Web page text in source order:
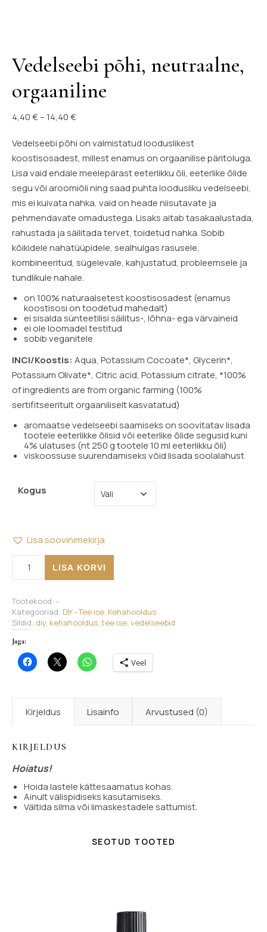
Vedelseebi põhi, neutraalne,
orgaaniline
4,40€ –14,40€
Vedelseebi põhi on valmistatud looduslikest
koostisosadest, millest enamus on orgaanilise päritoluga.
Lisa vaid endale meelepärast eeterlikku õli, eeterlike õlide
segu või aroomiõli ning saad puhta loodusliku vedelseebi,
mis ei kuivata nahka, vaid on heade niisutavate ja
pehmendavate omadustega. Lisaks aitab tasakaalustada,
rahustada ja säilitada tervet, toidetud nahka. Sobib
kõikidele nahatüüpidele, sealhulgas rasusele,
kombineeritud, sügelevale, kahjustatud, probleemsele ja
tundlikule nahale.
on 100% naturaalsetest koostisosadest (enamus
koostisosi on toodetud mahedalt)
ei sisalda sünteetilisi säilitus-, lõhna- ega värvaineid
ei ole loomadel testitud
sobib veganitele
INCI/Koostis: Aqua, Potassium Cocoate*, Glycerin*,
Potassium Olivate*, Citric acid, Potassium citrate, *100%
of ingredients are from organic farming (100%
sertifitseeritult orgaaniliselt kasvatatud)
aromaatse vedelseebi saamiseks on soovitatav lisada
tootele eeterlikke õlisid või eeterlike õlide segusid kuni
4% ulatuses (nt 250 g tootele 10 ml eeterlikku õli)
viskoossuse suurendamiseks võid lisada soolalahust
Kogus
Lisa soovinimekirja
LISA KORVI
Tootekood: -
Kategooriad: DIY - Tee Ise, Kehahooldus
Sildid: diy, kehahooldus, tee ise, vedelseebid
Jaga:
Veel
Kirjeldus Lisainfo Arvustused (0)
KIRJELDUS
Hoiatus!
Hoida lastele kättesaamatus kohas.
Ainult välispidiseks kasutamiseks.
Vältida silma või limaskestadele sattumist.
SEOTUD TOOTED